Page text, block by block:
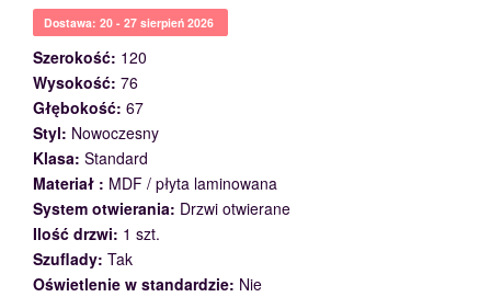
Dostawa: 20 - 27 sierpień 2026
Szerokość: 120
Wysokość: 76
Głębokość: 67
Styl: Nowoczesny
Klasa: Standard
Materiał : MDF / płyta laminowana
System otwierania: Drzwi otwierane
Ilość drzwi: 1 szt.
Szuflady: Tak
Oświetlenie w standardzie: Nie